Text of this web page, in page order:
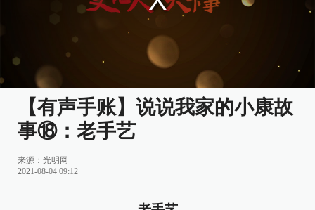
【有声手账】说说我家的小康故
事⑱：老手艺
来源： 光明网
2021-08-04 09:12